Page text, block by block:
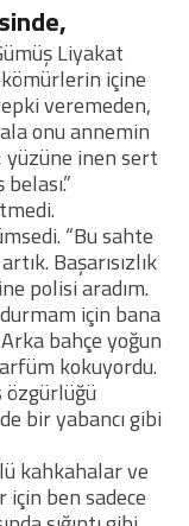
Liyakat
içine
veremeden,
onu annemin
yüzüne inen sert
“Bu sahte
Başarısızlık
polisi aradım.
için bana
bahçe yoğun
kokuyordu.
özgürlüğü
bir yabancı gibi
kahkahalar ve
ben sadece